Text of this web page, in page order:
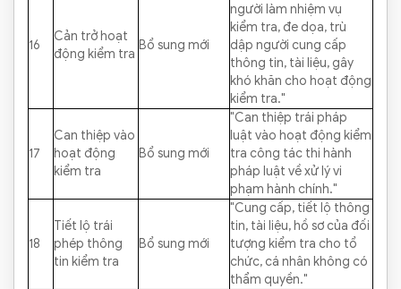
16
Cản trở hoạt
động kiểm tra
Bổ sung mới
người làm nhiệm vụ
kiểm tra, đe dọa, trù
dập người cung cấp
thông tin, tài liệu, gây
khó khăn cho hoạt động
kiểm tra."
17
Can thiệp vào
hoạt động
kiểm tra
Bổ sung mới
"Can thiệp trái pháp
luật vào hoạt động kiểm
tra công tác thi hành
pháp luật về xử lý vi
phạm hành chính."
18
Tiết lộ trái
phép thông
tin kiểm tra
Bổ sung mới
"Cung cấp, tiết lộ thông
tin, tài liệu, hồ sơ của đối
tượng kiểm tra cho tổ
chức, cá nhân không có
thẩm quyền."